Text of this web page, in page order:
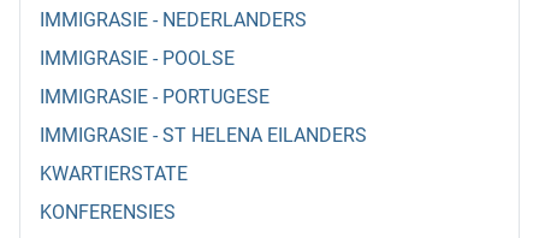
IMMIGRASIE - NEDERLANDERS
IMMIGRASIE - POOLSE
IMMIGRASIE - PORTUGESE
IMMIGRASIE - ST HELENA EILANDERS
KWARTIERSTATE
KONFERENSIES